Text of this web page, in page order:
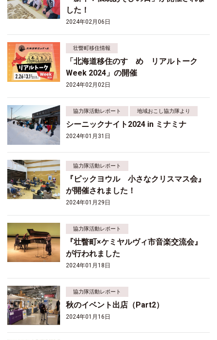
した！
2024年02月06日
壮瞥町移住情報
「北海道移住のすゝめ リアルトーク
Week 2024」の開催
2024年02月02日
協力隊活動レポート 地域おこし協力隊より
シーニックナイト2024 in ミナミナ
2024年01月31日
協力隊活動レポート
『ピックヨウル 小さなクリスマス会』
が開催されました！
2024年01月29日
協力隊活動レポート
『壮瞥町×ケミヤルヴィ市音楽交流会』
が行われました
2024年01月18日
協力隊活動レポート
秋のイベント出店（Part2）
2024年01月16日